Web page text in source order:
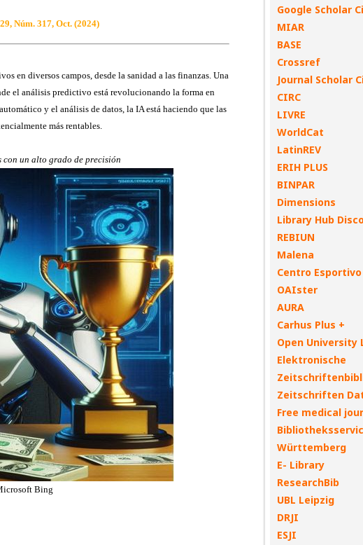
Google Scholar
MIAR
BASE
Crossref
Journal Scholar
CIRC
LIVRE
WorldCat
LatinREV
ERIH PLUS
BINPAR
Dimensions
Library Hub
REBIUN
Malena
Centro
OAIster
AURA
Carhus Plus +
Open University
Elektronische
Zeitschriften
Free medical
Württemberg
E- Library
ResearchBib
UBL Leipzig
DRJI
ESJI